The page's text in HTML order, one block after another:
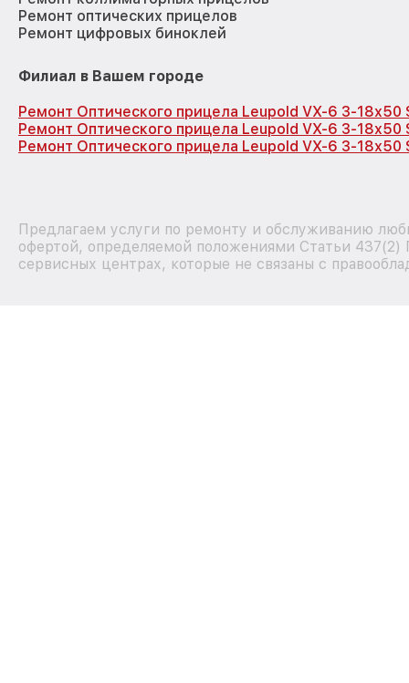
Ремонт оптических прицелов
Ремонт цифровых биноклей
Филиал в Вашем городе
Ремонт Оптического прицела Leupold VX-6 3-18x50
Ремонт Оптического прицела Leupold VX-6 3-18x50
Ремонт Оптического прицела Leupold VX-6 3-18x50
Предлагаем услуги по ремонту и обслуживанию
офертой, определяемой положениями Статьи 437(2)
сервисных центрах, которые не связаны с